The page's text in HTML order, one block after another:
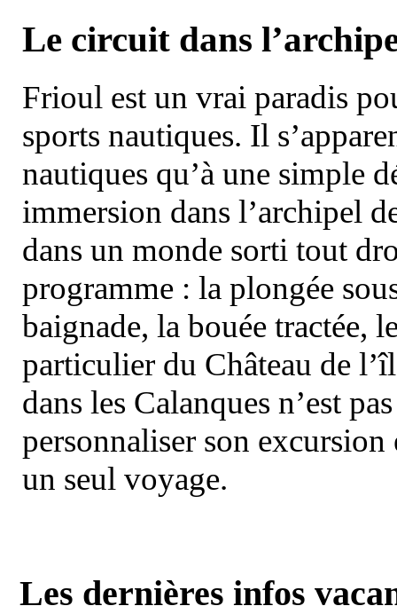
Le circuit dans
Frioul est un vrai paradis
sports nautiques. Il
nautiques qu’à une simple
immersion dans l’archipel
dans un monde sorti tout
programme : la plongée
baignade, la bouée tractée,
particulier du Château de
dans les Calanques n’est
personnaliser son
un seul voyage.
Les dernières infos